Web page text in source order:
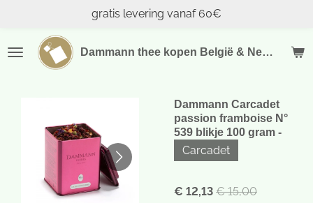
naar
Dammann thee kopen België & Nederland
gratis levering vanaf 60€
Dammann Carcadet
passion framboise N°
539 blikje 100 gram -
Carcadet
€ 12,13 € 15,00